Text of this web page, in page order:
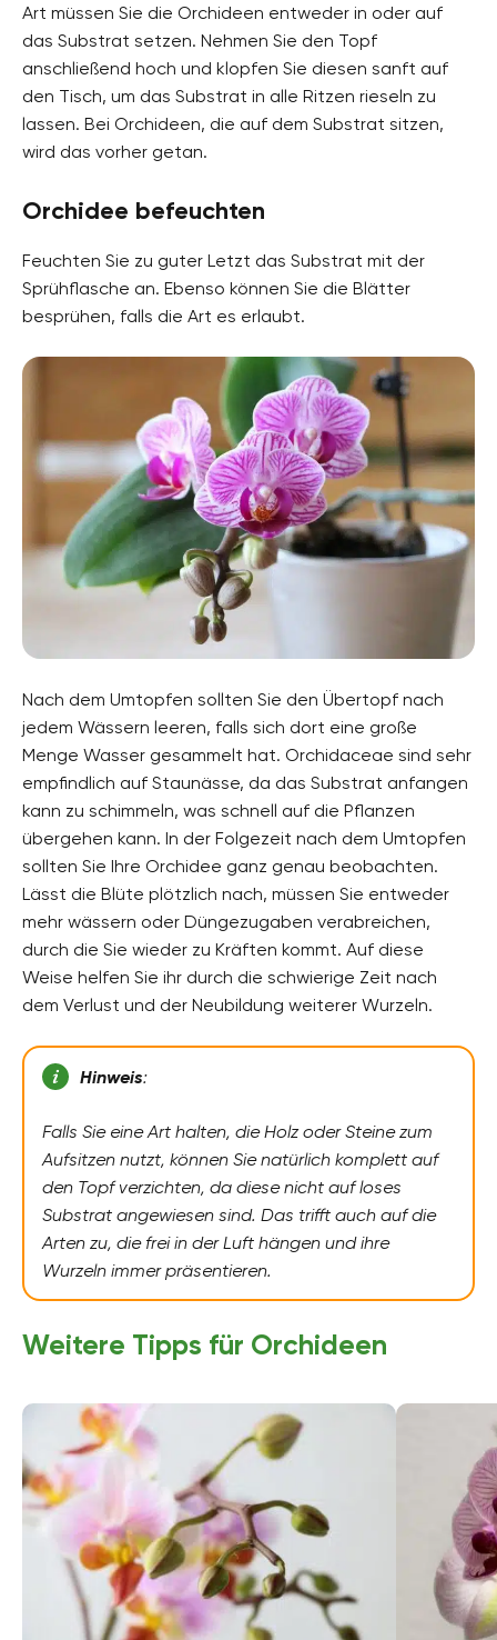
Art müssen Sie die Orchideen entweder in oder auf
das Substrat setzen. Nehmen Sie den Topf
anschließend hoch und klopfen Sie diesen sanft auf
den Tisch, um das Substrat in alle Ritzen rieseln zu
lassen. Bei Orchideen, die auf dem Substrat sitzen,
wird das vorher getan.
Orchidee befeuchten
Feuchten Sie zu guter Letzt das Substrat mit der
Sprühflasche an. Ebenso können Sie die Blätter
besprühen, falls die Art es erlaubt.
Nach dem Umtopfen sollten Sie den Übertopf nach
jedem Wässern leeren, falls sich dort eine große
Menge Wasser gesammelt hat. Orchidaceae sind sehr
empfindlich auf Staunässe, da das Substrat anfangen
kann zu schimmeln, was schnell auf die Pflanzen
übergehen kann. In der Folgezeit nach dem Umtopfen
sollten Sie Ihre Orchidee ganz genau beobachten.
Lässt die Blüte plötzlich nach, müssen Sie entweder
mehr wässern oder Düngezugaben verabreichen,
durch die Sie wieder zu Kräften kommt. Auf diese
Weise helfen Sie ihr durch die schwierige Zeit nach
dem Verlust und der Neubildung weiterer Wurzeln.
Hinweis:
Falls Sie eine Art halten, die Holz oder Steine zum
Aufsitzen nutzt, können Sie natürlich komplett auf
den Topf verzichten, da diese nicht auf loses
Substrat angewiesen sind. Das trifft auch auf die
Arten zu, die frei in der Luft hängen und ihre
Wurzeln immer präsentieren.
Weitere Tipps für Orchideen